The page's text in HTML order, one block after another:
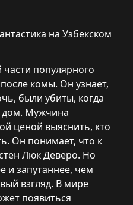
на Узбекском
популярного
комы. Он узнает,
были убиты, когда
дом. Мужчина
ценой выяснить, кто
Он понимает, что к
Люк Деверо. Но
и запутаннее, чем
взгляд. В мире
появиться